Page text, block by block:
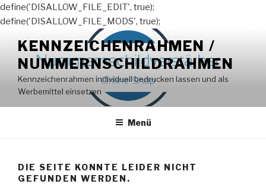
define('DISALLOW_FILE_EDIT', true);
define('DISALLOW_FILE_MODS', true);
Inhalt
springen
KENNZEICHENRAHMEN /
NUMMERNSCHILDRAHMEN
Kennzeichenrahmen individuell bedrucken lassen und als
Werbemittel einsetzen
Menü
DIE SEITE KONNTE LEIDER NICHT
GEFUNDEN WERDEN.